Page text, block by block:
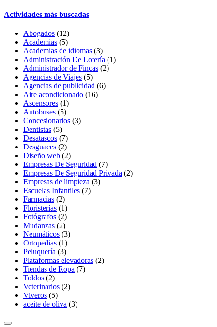
Actividades más buscadas
Abogados (12)
Academias (5)
Academias de idiomas (3)
Administración De Lotería (1)
Administrador de Fincas (2)
Agencias de Viajes (5)
Agencias de publicidad (6)
Aire acondicionado (16)
Ascensores (1)
Autobuses (5)
Concesionarios (3)
Dentistas (5)
Desatascos (7)
Desguaces (2)
Diseño web (2)
Empresas De Seguridad (7)
Empresas De Seguridad Privada (2)
Empresas de limpieza (3)
Escuelas Infantiles (7)
Farmacias (2)
Floristerías (1)
Fotógrafos (2)
Mudanzas (2)
Neumáticos (3)
Ortopedias (1)
Peluquería (3)
Plataformas elevadoras (2)
Tiendas de Ropa (7)
Toldos (2)
Veterinarios (2)
Viveros (5)
aceite de oliva (3)